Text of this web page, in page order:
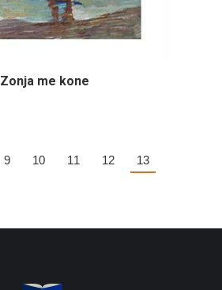
Zonja me kone
9 10 11 12 13